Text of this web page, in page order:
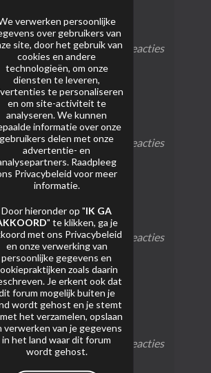
- Golden Pagoda
hn
0 reacties82 weergaven0 reacties
bericht01-02-2024, 02:23
- Sakura Sparkles
pyro-hn
0 reacties19 weergaven 0 reacties
bericht01-02-2024, 02:03
- Tiger Trail
pyro-hn
0 reacties31 weergaven0 reacties
bericht 01-02-2024, 01:52
- Oriental Magic
Rooster)
pyro-hn
0 reacties53 weergaven 0 reacties
bericht 01-02-2024, 01:40
verwerken persoonlijke
over gebruikers van
site, door het gebruik van
cookies en andere
technologieën, om onze
diensten te leveren,
te personaliseren
en om site-activiteit te
analyseren. We kunnen
informatie over onze
gebruikers delen met onze
advertentie- en
Raadpleeg
Privacybeleid voor meer
informatie.
Door hieronder op "IK GA
" te klikken, ga je
met ons Privacybeleid
en onze verwerking van
persoonlijke gegevens en
zoals daarin
Je erkent ook dat
forum mogelijk buiten je
wordt gehost en je stemt
het verzamelen, opslaan
verwerken van je gegevens
in het land waar dit forum
wordt gehost.